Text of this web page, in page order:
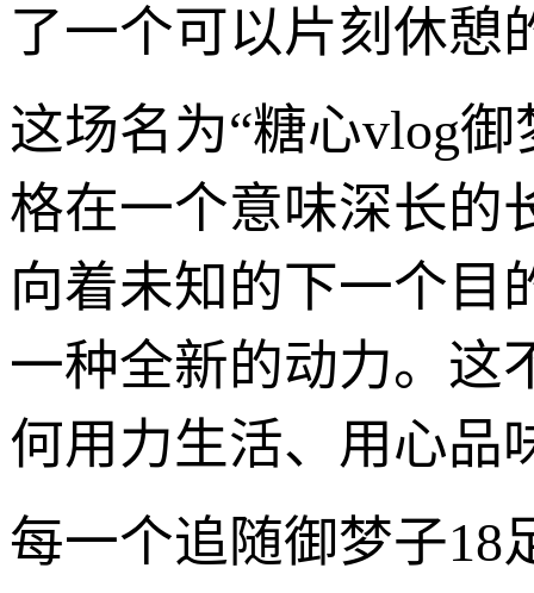
了一个可以片刻休憩
这场名为“糖心vlog
格在一个意味深长的
向着未知的下一个目
一种全新的动力。这
何用力生活、用心品
每一个追随御梦子18